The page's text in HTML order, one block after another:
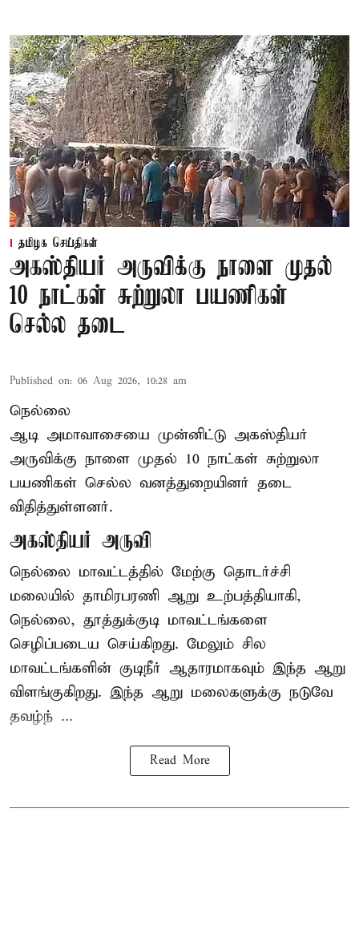
தமிழக செய்திகள்
அகஸ்தியர் அருவிக்கு நாளை முதல்
10 நாட்கள் சுற்றுலா பயணிகள்
செல்ல தடை
Published on: 06 Aug 2026, 10:28 am
நெல்லை
ஆடி அமாவாசையை முன்னிட்டு அகஸ்தியர்
அருவிக்கு நாளை முதல் 10 நாட்கள் சுற்றுலா
பயணிகள் செல்ல வனத்துறையினர் தடை
விதித்துள்ளனர்.
அகஸ்தியர் அருவி
நெல்லை மாவட்டத்தில் மேற்கு தொடர்ச்சி
மலையில் தாமிரபரணி ஆறு உற்பத்தியாகி,
நெல்லை, தூத்துக்குடி மாவட்டங்களை
செழிப்படைய செய்கிறது. மேலும் சில
மாவட்டங்களின் குடிநீர் ஆதாரமாகவும் இந்த ஆறு
விளங்குகிறது. இந்த ஆறு மலைகளுக்கு நடுவே
தவழ்ந் ...
Read More